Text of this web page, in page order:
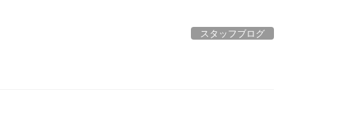
スタッフブログ